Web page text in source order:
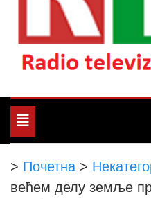
РТБ
Toggle
navigation
> Почетна >
већем делу земље